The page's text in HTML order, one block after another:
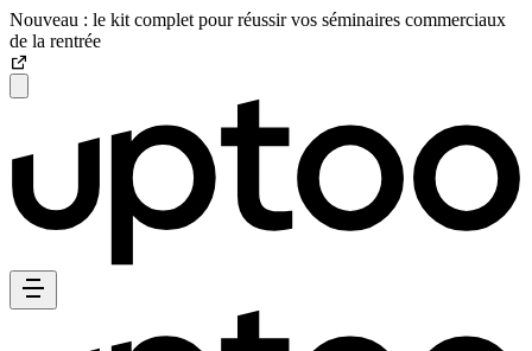
Nouveau : le kit complet pour réussir vos séminaires commerciaux
de la rentrée